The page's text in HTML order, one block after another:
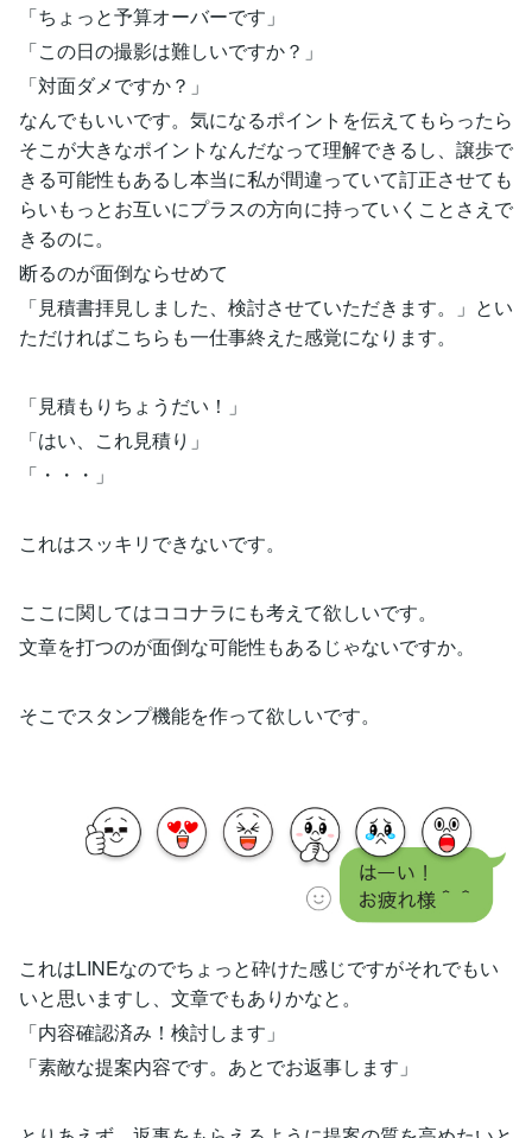
「ちょっと予算オーバーです」
「この日の撮影は難しいですか？」
「対面ダメですか？」
なんでもいいです。気になるポイントを伝えてもらったら
そこが大きなポイントなんだなって理解できるし、譲歩で
きる可能性もあるし本当に私が間違っていて訂正させても
らいもっとお互いにプラスの方向に持っていくことさえで
きるのに。
断るのが面倒ならせめて
「見積書拝見しました、検討させていただきます。」とい
ただければこちらも一仕事終えた感覚になります。
「見積もりちょうだい！」
「はい、これ見積り」
「・・・」
これはスッキリできないです。
ここに関してはココナラにも考えて欲しいです。
文章を打つのが面倒な可能性もあるじゃないですか。
そこでスタンプ機能を作って欲しいです。
これはLINEなのでちょっと砕けた感じですがそれでもい
いと思いますし、文章でもありかなと。
「内容確認済み！検討します」
「素敵な提案内容です。あとでお返事します」